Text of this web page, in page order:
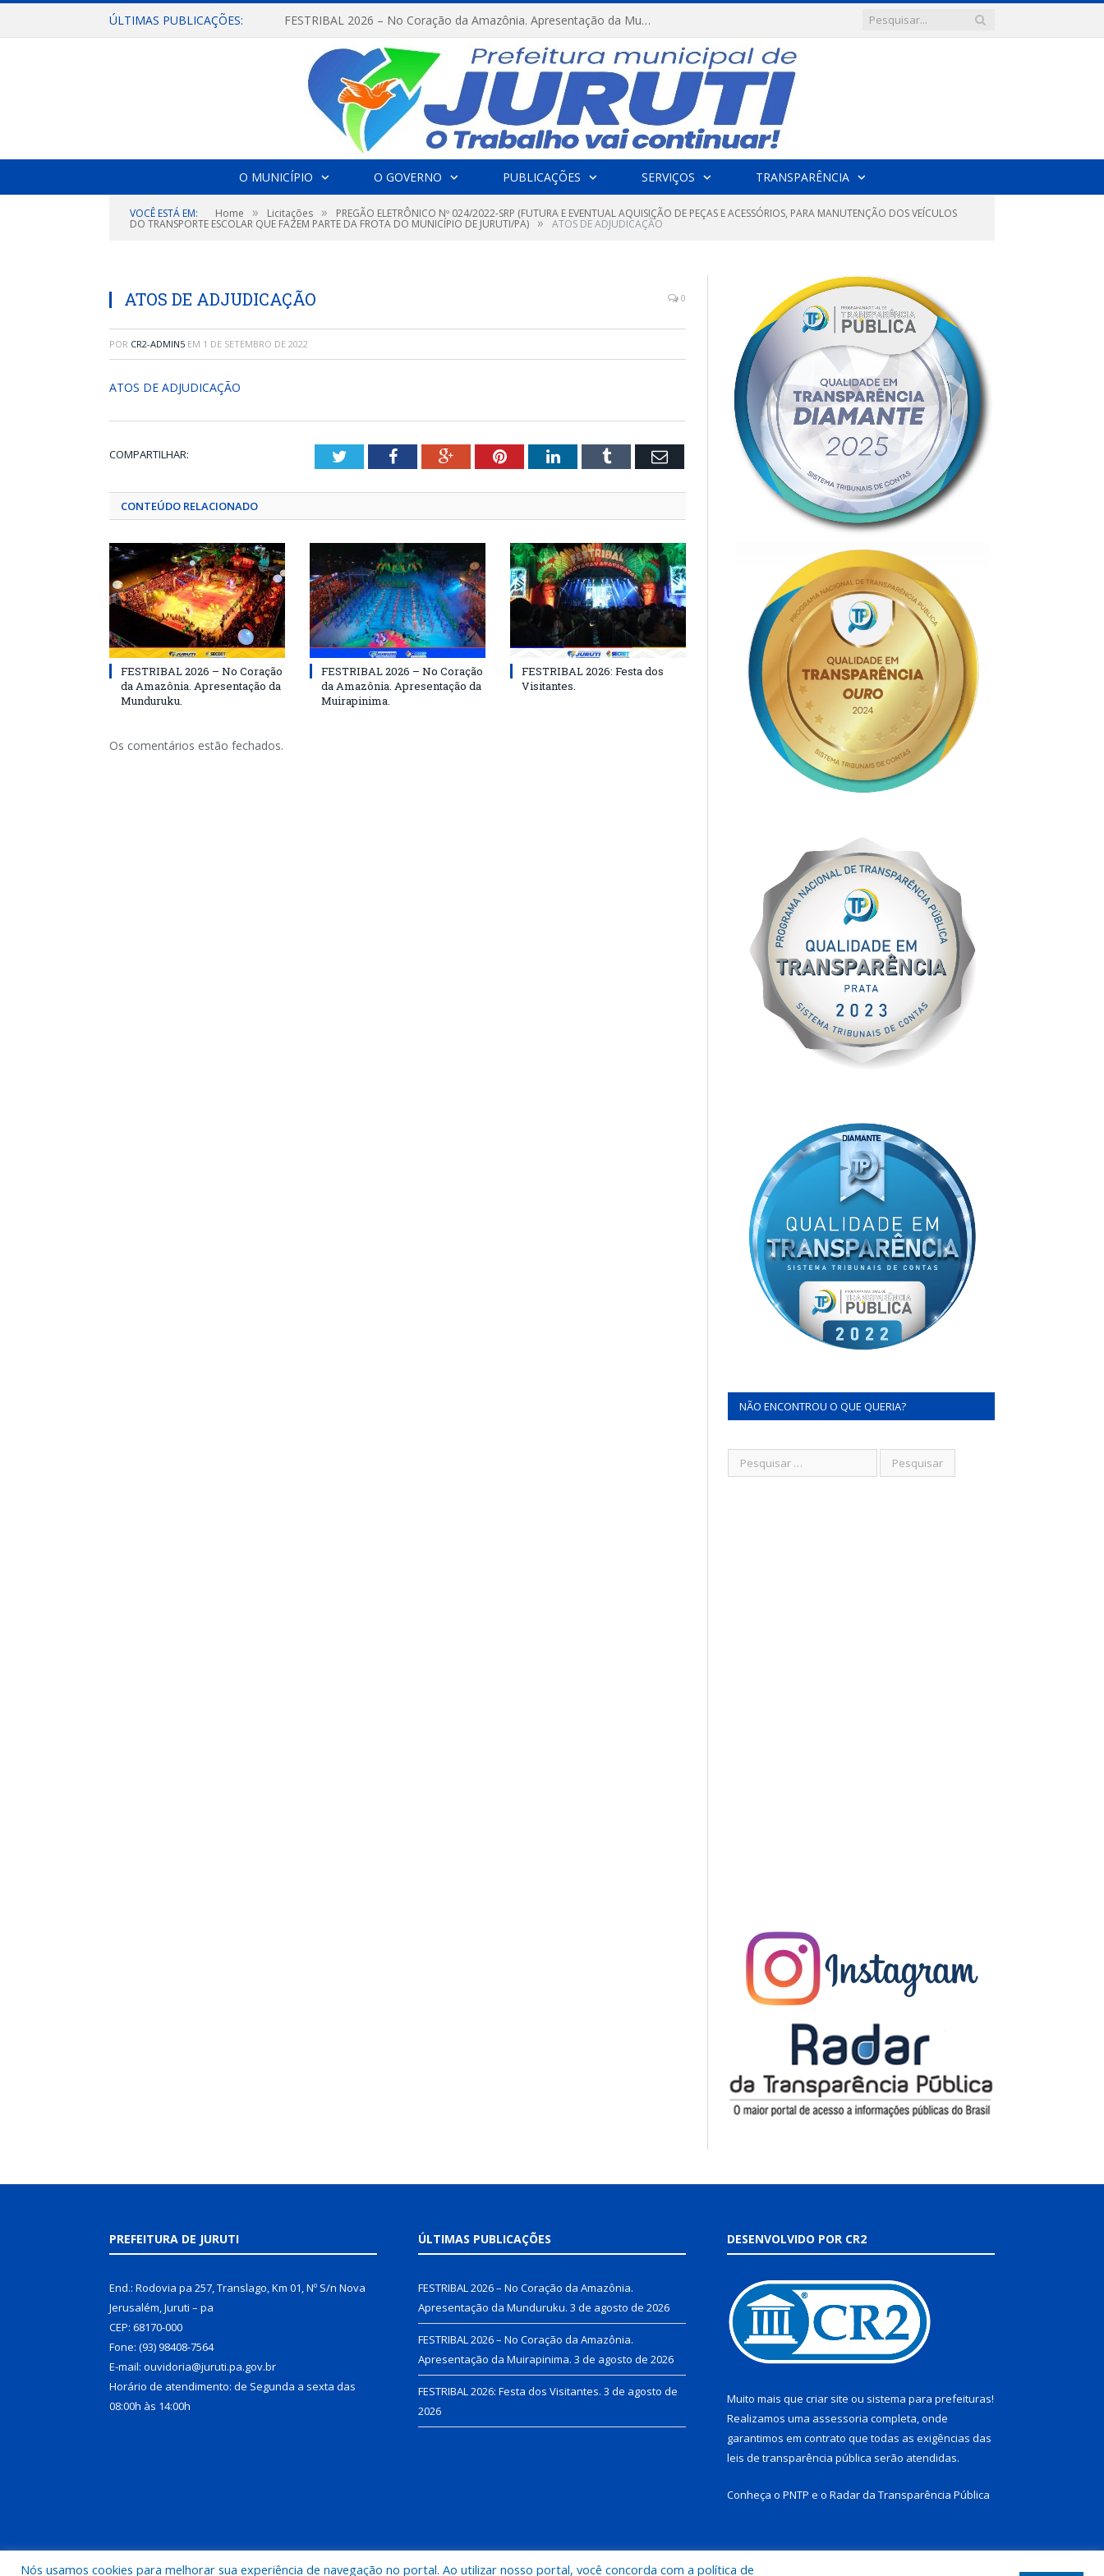
ÚLTIMAS PUBLICAÇÕES: FESTRIBAL 2026 – No Coração da Amazônia. Apresentação da Munduruku.
O MUNICÍPIO O GOVERNO PUBLICAÇÕES SERVIÇOS TRANSPARÊNCIA
VOCÊ ESTÁ EM: Home » Licitações » PREGÃO ELETRÔNICO Nº 024/2022-SRP (FUTURA E EVENTUAL AQUISIÇÃO DE PEÇAS E ACESSÓRIOS, PARA MANUTENÇÃO DOS VEÍCULOS
DO TRANSPORTE ESCOLAR QUE FAZEM PARTE DA FROTA DO MUNICÍPIO DE JURUTI/PA) » ATOS DE ADJUDICAÇÃO
ATOS DE ADJUDICAÇÃO 0
POR CR2-ADMIN5 EM 1 DE SETEMBRO DE 2022
ATOS DE ADJUDICAÇÃO
COMPARTILHAR: TwitterFacebookGoogle+PinterestLinkedInTumblr Email
CONTEÚDO RELACIONADO
FESTRIBAL 2026 – No Coração
da Amazônia. Apresentação da
Munduruku.
FESTRIBAL 2026 – No Coração
da Amazônia. Apresentação da
Muirapinima.
FESTRIBAL 2026: Festa dos
Visitantes.
Os comentários estão fechados.
NÃO ENCONTROU O QUE QUERIA?
PREFEITURA DE JURUTI
End.: Rodovia pa 257, Translago, Km 01, Nº S/n Nova
Jerusalém, Juruti – pa
CEP: 68170-000
Fone: (93) 98408-7564
E-mail: ouvidoria@juruti.pa.gov.br
Horário de atendimento: de Segunda a sexta das
08:00h às 14:00h
ÚLTIMAS PUBLICAÇÕES
FESTRIBAL 2026 – No Coração da Amazônia.
Apresentação da Munduruku. 3 de agosto de 2026
FESTRIBAL 2026 – No Coração da Amazônia.
Apresentação da Muirapinima. 3 de agosto de 2026
FESTRIBAL 2026: Festa dos Visitantes. 3 de agosto de
2026
DESENVOLVIDO POR CR2
Muito mais que criar site ou sistema para prefeituras!
Realizamos uma assessoria completa, onde
garantimos em contrato que todas as exigências das
leis de transparência pública serão atendidas.
Conheça o PNTP e o Radar da Transparência Pública
Nós usamos cookies para melhorar sua experiência de navegação no portal. Ao utilizar nosso portal, você concorda com a política de